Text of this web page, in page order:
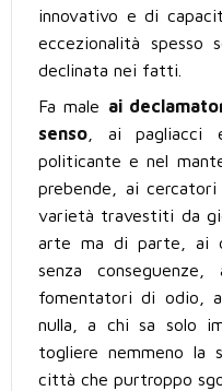
innovativo e di
eccezionalità spesso
declinata nei fatti.
Fa male ai
senso , ai pagliacci
politicante e nel
prebende, ai
varietà travestiti da
arte ma di parte, ai
senza
fomentatori di odio,
nulla, a chi sa solo
togliere nemmeno la
città che purtroppo